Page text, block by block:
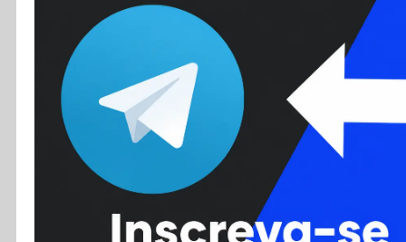
Colunas
Colaboradores
Cursos